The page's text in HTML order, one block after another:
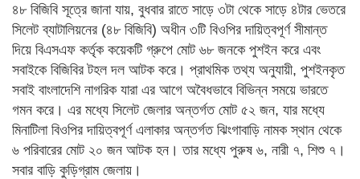
৪৮ বিজিবি সূত্রে জানা যায়, বুধবার রাতে সাড়ে ৩টা থেকে সাড়ে ৪টার ভেতরে
সিলেট ব্যাটালিয়নের (৪৮ বিজিবি) অধীন ৩টি বিওপির দায়িত্বপূর্ণ সীমান্ত
দিয়ে বিএসএফ কর্তৃক কয়েকটি গ্রুপে মোট ৬৮ জনকে পুশইন করে এবং
সবাইকে বিজিবির টহল দল আটক করে। প্রাথমিক তথ্য অনুযায়ী, পুশইনকৃত
সবাই বাংলাদেশি নাগরিক যারা এর আগে অবৈধভাবে বিভিন্ন সময়ে ভারতে
গমন করে। এর মধ্যে সিলেট জেলার অন্তর্গত মোট ৫২ জন, যার মধ্যে
মিনাটিলা বিওপির দায়িত্বপূর্ণ এলাকার অন্তর্গত ঝিংগাবাড়ি নামক স্থান থেকে
৬ পরিবারের মোট ২০ জন আটক হন। তার মধ্যে পুরুষ ৬, নারী ৭, শিশু ৭।
সবার বাড়ি কুড়িগ্রাম জেলায়।